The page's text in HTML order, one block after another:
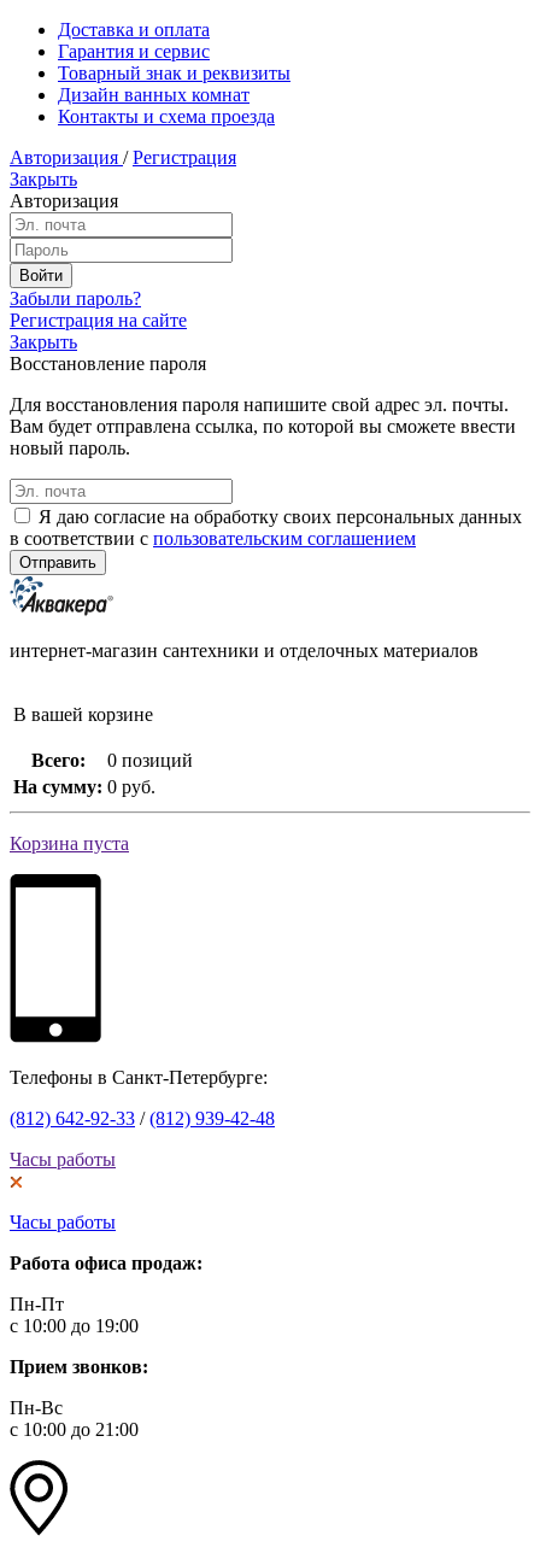
Доставка и оплата
Гарантия и сервис
Товарный знак и реквизиты
Дизайн ванных комнат
Контакты и схема проезда
Авторизация / Регистрация
Закрыть
Авторизация
Забыли пароль?
Регистрация на сайте
Закрыть
Восстановление пароля
Для восстановления пароля напишите свой адрес эл. почты.
Вам будет отправлена ссылка, по которой вы сможете ввести
новый пароль.
Я даю согласие на обработку своих персональных данных
в соответствии с пользовательским соглашением
интернет-магазин сантехники и отделочных материалов
В вашей корзине
Всего:
0 позиций
На сумму: 0 руб.
Корзина пуста
Телефоны в Санкт-Петербурге:
(812) 642-92-33 /(812) 939-42-48
Часы работы
Часы работы
Работа офиса продаж:
Пн-Пт
с 10:00 до 19:00
Прием звонков:
Пн-Вс
с 10:00 до 21:00